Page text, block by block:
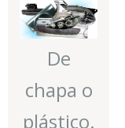
De
chapa o
plástico.